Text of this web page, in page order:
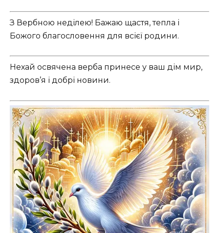
З Вербною неділею! Бажаю щастя, тепла і
Божого благословення для всієї родини.
Нехай освячена верба принесе у ваш дім мир,
здоров’я і добрі новини.